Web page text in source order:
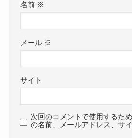
名前 ※
メール ※
サイト
次回のコメントで使用するた
の名前、メールアドレス、サ